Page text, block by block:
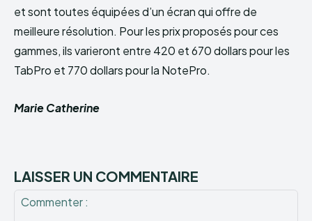
et sont toutes équipées d’un écran qui offre de
meilleure résolution. Pour les prix proposés pour ces
gammes, ils varieront entre 420 et 670 dollars pour les
TabPro et 770 dollars pour la NotePro.
Marie Catherine
LAISSER UN COMMENTAIRE